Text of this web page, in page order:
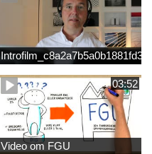
03:52
Video om FGU